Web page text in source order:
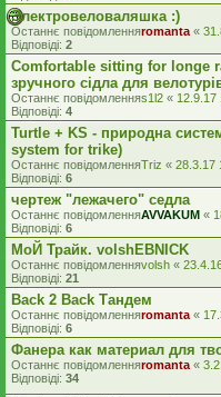
Электровеловаляшка :)
Останнє повідомленняromanta «
Відповіді: 2
Comfortable sitting for longe
зручного сідла для
Останнє повідомленняs1l2 « 12.9.17
Відповіді: 4
Turtle + KS - природна
system for trike)
Останнє повідомленняTriz « 28.3.17
Відповіді: 6
чертеж "лежачего" седла
Останнє повідомленняAVVAKUM «
Відповіді: 6
МоЙ Трайк. volshEBNICK
Останнє повідомленняvolsh «
Відповіді: 21
Back 2 Back Тандем
Останнє повідомленняromanta «
Відповіді: 6
Фанера как материал для
Останнє повідомленняromanta «
Відповіді: 34